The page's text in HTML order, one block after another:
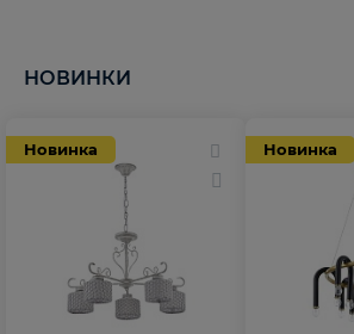
НОВИНКИ
Новинка Новинка